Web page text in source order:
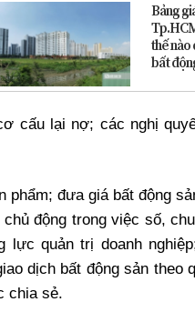
Bảng
thế nào
bất
cấu lại nợ; các nghị
phẩm; đưa giá bất động
động trong việc số,
lực quản trị doanh
dịch bất động sản theo
chia sẻ.